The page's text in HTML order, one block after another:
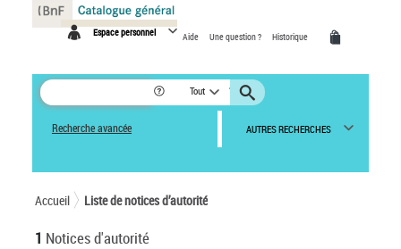
Espace personnel Aide Une question ? Historique
Tout
Recherche avancée AUTRES RECHERCHES
Accueil Liste de notices d’autorité
1 Notices d'autorité
Panneau de gestion des cookies